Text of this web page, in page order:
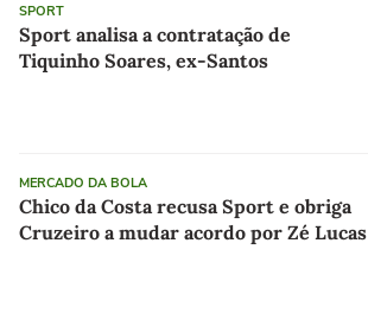
SPORT
Sport analisa a contratação de
Tiquinho Soares, ex-Santos
MERCADO DA BOLA
Chico da Costa recusa Sport e obriga
Cruzeiro a mudar acordo por Zé Lucas